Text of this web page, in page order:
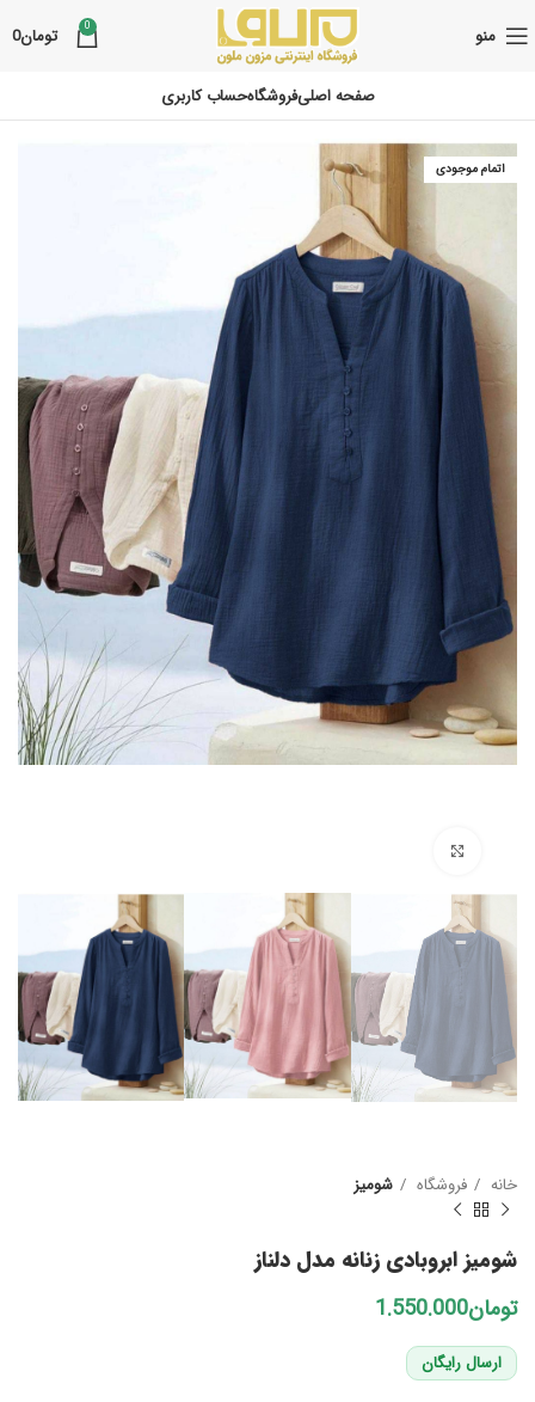
منو 0 تومان0
صفحه اصلیفروشگاهحساب کاربری
اتمام موجودی
خانه فروشگاه شومیز
شومیز ابروبادی زنانه مدل دلناز
تومان
ارسال رایگان